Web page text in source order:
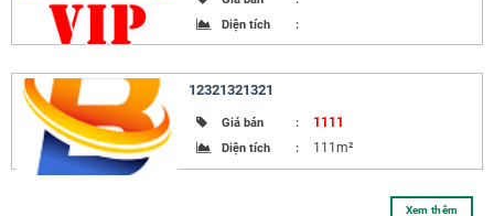
Diện tích
:
12321321321
Giá bán : 1111
Diện tích : 111m²
Xem thêm